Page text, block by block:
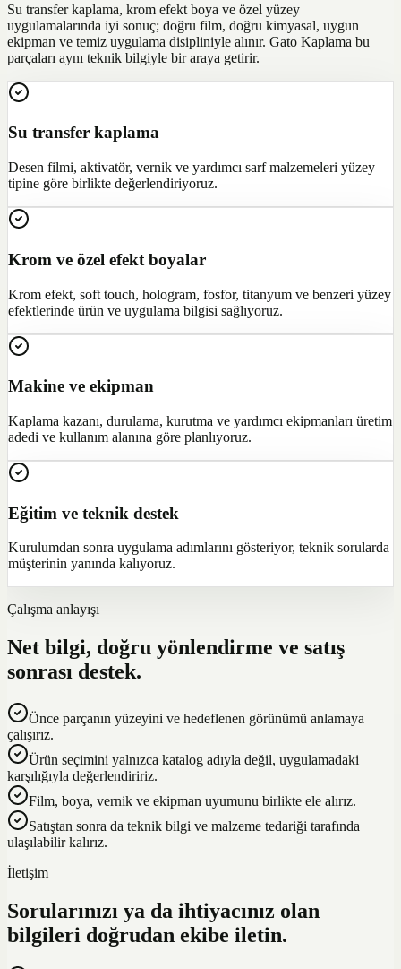
Su transfer kaplama, krom efekt boya ve özel yüzey
uygulamalarında iyi sonuç; doğru film, doğru kimyasal, uygun
ekipman ve temiz uygulama disipliniyle alınır. Gato Kaplama bu
parçaları aynı teknik bilgiyle bir araya getirir.
Su transfer kaplama
Desen filmi, aktivatör, vernik ve yardımcı sarf malzemeleri yüzey
tipine göre birlikte değerlendiriyoruz.
Krom ve özel efekt boyalar
Krom efekt, soft touch, hologram, fosfor, titanyum ve benzeri yüzey
efektlerinde ürün ve uygulama bilgisi sağlıyoruz.
Makine ve ekipman
Kaplama kazanı, durulama, kurutma ve yardımcı ekipmanları üretim
adedi ve kullanım alanına göre planlıyoruz.
Eğitim ve teknik destek
Kurulumdan sonra uygulama adımlarını gösteriyor, teknik sorularda
müşterinin yanında kalıyoruz.
Çalışma anlayışı
Net bilgi, doğru yönlendirme ve satış
sonrası destek.
Önce parçanın yüzeyini ve hedeflenen görünümü anlamaya
çalışırız.
Ürün seçimini yalnızca katalog adıyla değil, uygulamadaki
karşılığıyla değerlendiririz.
Film, boya, vernik ve ekipman uyumunu birlikte ele alırız.
Satıştan sonra da teknik bilgi ve malzeme tedariği tarafında
ulaşılabilir kalırız.
İletişim
Sorularınızı ya da ihtiyacınız olan
bilgileri doğrudan ekibe iletin.